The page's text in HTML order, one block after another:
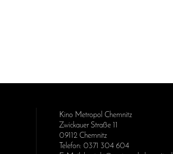
Kino Metropol Chemnitz
Zwickauer Straße 11
09112 Chemnitz
Telefon: 0371 304 604